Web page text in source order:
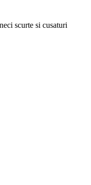
scurte si cusaturi